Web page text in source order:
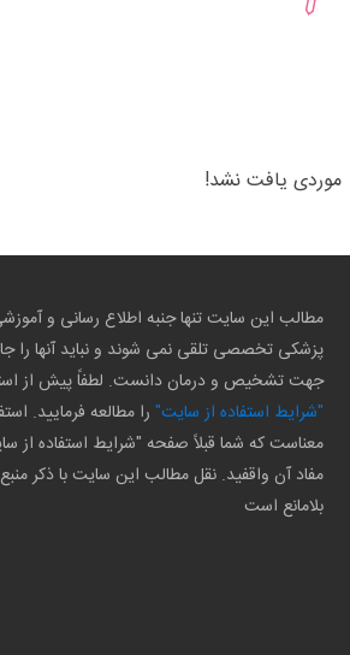
موردی یافت نشد!
مطالب این سایت تنها جنبه اطلاع رسانی و
پزشکی تخصصی تلقی نمی شوند و نباید آنها را
جهت تشخیص و درمان دانست. لطفاً پیش از
"شرایط استفاده از سایت" را مطالعه فرمایید.
معناست که شما قبلاً صفحه "شرایط استفاده از
مفاد آن واقفید. نقل مطالب این سایت با ذکر
بلامانع است